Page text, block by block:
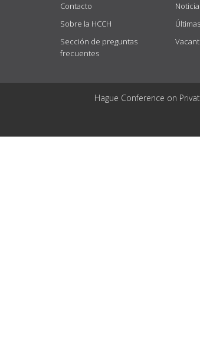
Contacto
Sobre la HCCH
Sección de preguntas
frecuentes
Hague Conference on